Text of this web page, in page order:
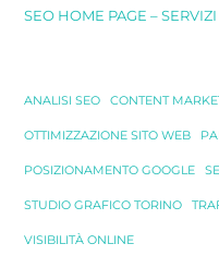
SEO HOME PAGE –
ANALISI SEO CONTENT
OTTIMIZZAZIONE SITO WEB
POSIZIONAMENTO GOOGLE
STUDIO GRAFICO TORINO
VISIBILITÀ ONLINE